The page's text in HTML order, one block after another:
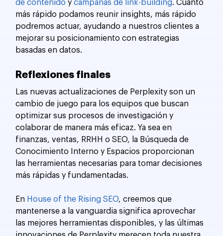
de contenido y campañas de link-building. Cuanto
más rápido podamos reunir insights, más rápido
podremos actuar, ayudando a nuestros clientes a
mejorar su posicionamiento con estrategias
basadas en datos.
Reflexiones finales
Las nuevas actualizaciones de Perplexity son un
cambio de juego para los equipos que buscan
optimizar sus procesos de investigación y
colaborar de manera más eficaz. Ya sea en
finanzas, ventas, RRHH o SEO, la Búsqueda de
Conocimiento Interno y Espacios proporcionan
las herramientas necesarias para tomar decisiones
más rápidas y fundamentadas.
En House of the Rising SEO, creemos que
mantenerse a la vanguardia significa aprovechar
las mejores herramientas disponibles, y las últimas